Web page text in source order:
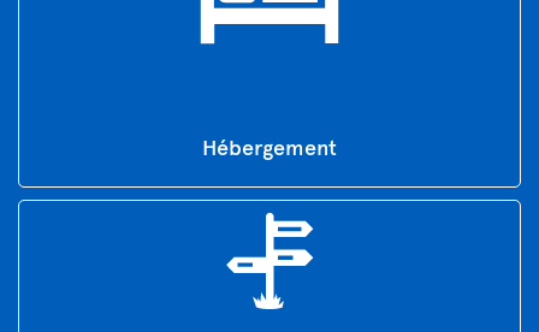
Hébergement